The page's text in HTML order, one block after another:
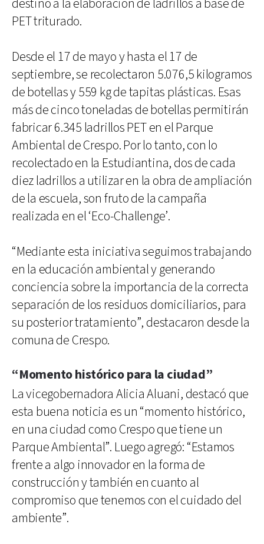
destinó a la elaboración de ladrillos a base de
PET triturado.
Desde el 17 de mayo y hasta el 17 de
septiembre, se recolectaron 5.076,5 kilogramos
de botellas y 559 kg de tapitas plásticas. Esas
más de cinco toneladas de botellas permitirán
fabricar 6.345 ladrillos PET en el Parque
Ambiental de Crespo. Por lo tanto, con lo
recolectado en la Estudiantina, dos de cada
diez ladrillos a utilizar en la obra de ampliación
de la escuela, son fruto de la campaña
realizada en el ‘Eco-Challenge’.
“Mediante esta iniciativa seguimos trabajando
en la educación ambiental y generando
conciencia sobre la importancia de la correcta
separación de los residuos domiciliarios, para
su posterior tratamiento”, destacaron desde la
comuna de Crespo.
“Momento histórico para la ciudad”
La vicegobernadora Alicia Aluani, destacó que
esta buena noticia es un “momento histórico,
en una ciudad como Crespo que tiene un
Parque Ambiental”. Luego agregó: “Estamos
frente a algo innovador en la forma de
construcción y también en cuanto al
compromiso que tenemos con el cuidado del
ambiente”.